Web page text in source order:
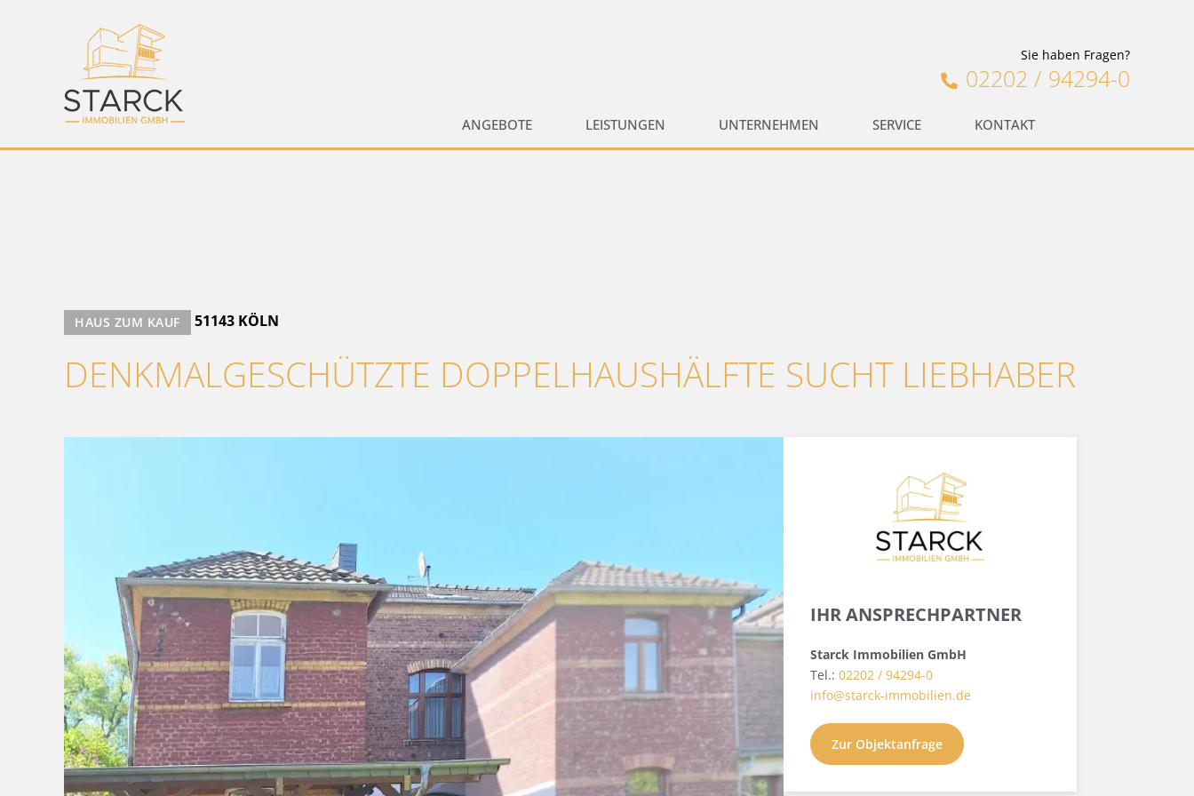
Sie haben Fragen?
02202 / 94294-0
ANGEBOTE LEISTUNGEN UNTERNEHMEN SERVICE KONTAKT
HAUS ZUM KAUF 51143 KÖLN
DENKMALGESCHÜTZTE DOPPELHAUSHÄLFTE SUCHT LIEBHABER
IHR ANSPRECHPARTNER
Starck Immobilien GmbH
Tel.: 02202 / 94294-0
info@starck-immobilien.de
Zur Objektanfrage